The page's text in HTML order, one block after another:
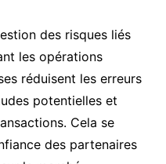
des risques liés
les opérations
réduisent les erreurs
potentielles et
Cela se
des partenaires